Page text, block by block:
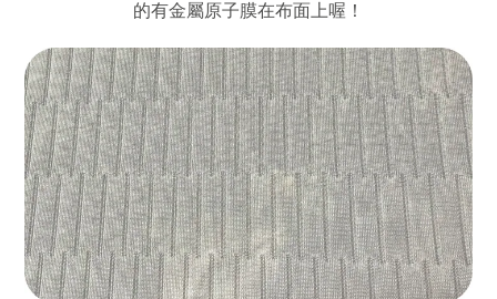
的有金屬原子膜在布面上喔！